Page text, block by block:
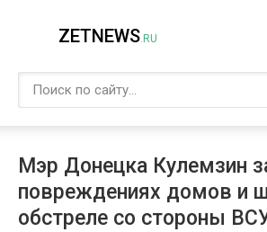
ZETNEWS.RU
Мэр Донецка Кулемзин
повреждениях домов и
обстреле со стороны